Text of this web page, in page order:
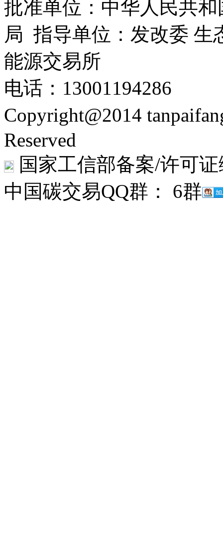
批准单位：中华人民共
局 指导单位：发改委 生
能源交易所
电话：13001194286
Copyright@2014
Reserved
国家工信部备案/许可
中国碳交易QQ群： 6群